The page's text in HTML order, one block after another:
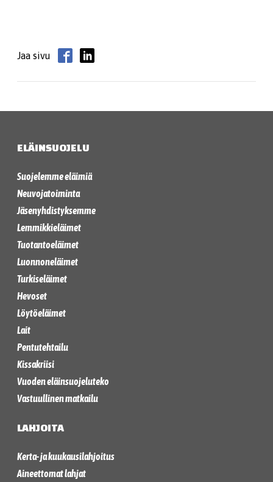
Jaa sivu
ELÄINSUOJELU
Suojelemme eläimiä
Neuvojatoiminta
Jäsenyhdistyksemme
Lemmikkieläimet
Tuotantoeläimet
Luonnoneläimet
Turkiseläimet
Hevoset
Löytöeläimet
Lait
Pentutehtailu
Kissakriisi
Vuoden eläinsuojeluteko
Vastuullinen matkailu
LAHJOITA
Kerta- ja kuukausilahjoitus
Aineettomat lahjat